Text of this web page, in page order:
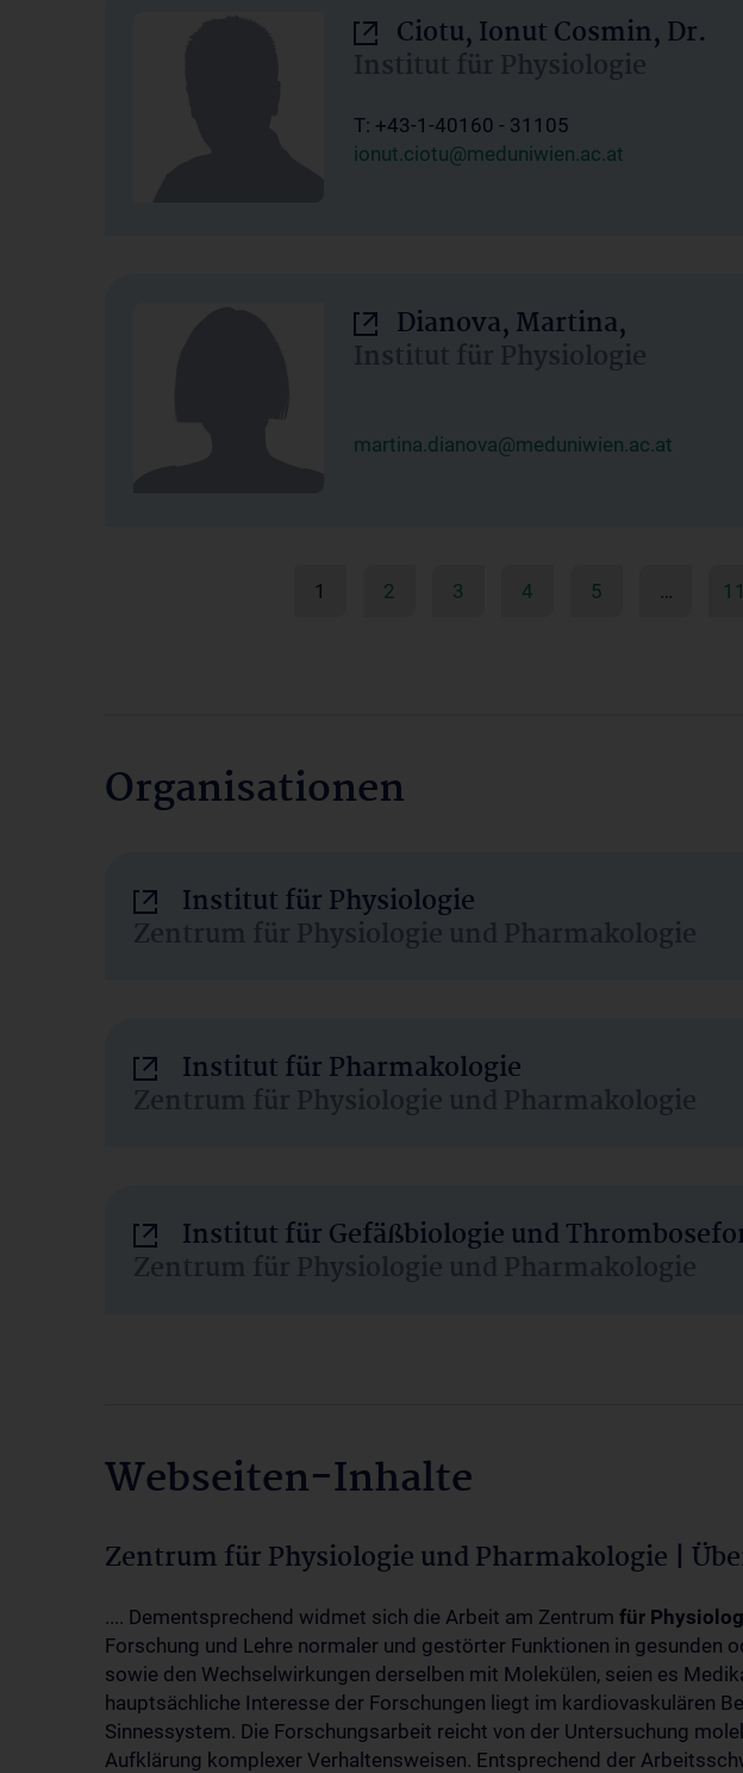
Ciotu, Ionut Cosmin, Dr.
Institut für Physiologie
T: +43-1-40160 - 31105
ionut.ciotu@meduniwien.ac.at
Dianova, Martina,
Institut für Physiologie
martina.dianova@meduniwien.ac.at
1 2 3 4 5 … 11
Organisationen
Institut für Physiologie
Zentrum für Physiologie und Pharmakologie
Institut für Pharmakologie
Zentrum für Physiologie und Pharmakologie
Institut für Gefäßbiologie und
Zentrum für Physiologie und Pharmakologie
Webseiten-Inhalte
Zentrum für Physiologie und Pharmakologie |
.... Dementsprechend widmet sich die Arbeit am Zentrum für
Forschung und Lehre normaler und gestörter Funktionen in gesunden
sowie den Wechselwirkungen derselben mit Molekülen, seien es
hauptsächliche Interesse der Forschungen liegt im kardiovaskulären
Sinnessystem. Die Forschungsarbeit reicht von der Untersuchung
Aufklärung komplexer Verhaltensweisen. Entsprechend der